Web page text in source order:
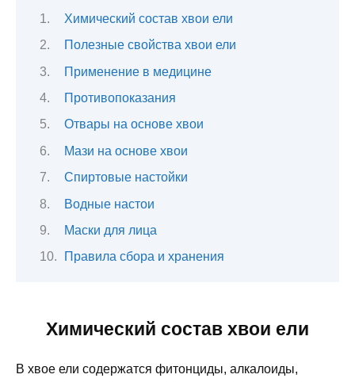
Химический состав хвои ели
Полезные свойства хвои ели
Применение в медицине
Противопоказания
Отвары на основе хвои
Мази на основе хвои
Спиртовые настойки
Водные настои
Маски для лица
Правила сбора и хранения
Химический состав хвои ели
В хвое ели содержатся фитонциды, алкалоиды,